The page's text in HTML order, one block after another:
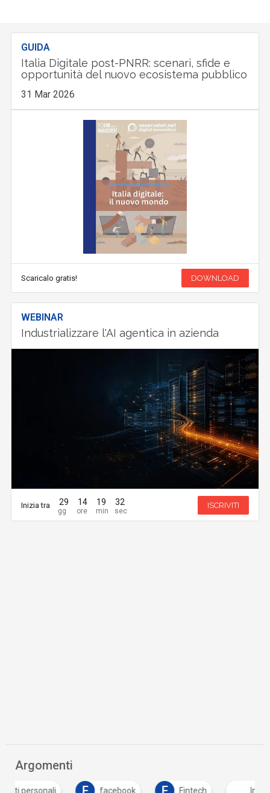
GUIDA
Italia Digitale post-PNRR: scenari, sfide e
opportunità del nuovo ecosistema pubblico
31 Mar 2026
Scaricalo gratis! DOWNLOAD
WEBINAR
Industrializzare l'AI agentica in azienda
Inizia tra 29 14 19 32 ISCRIVITI
Argomenti
facebook Fintech Intelligenza